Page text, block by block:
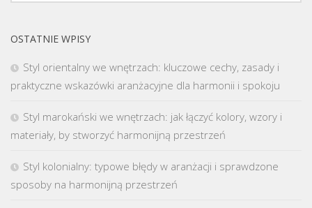
OSTATNIE WPISY
Styl orientalny we wnętrzach: kluczowe cechy, zasady i
praktyczne wskazówki aranżacyjne dla harmonii i spokoju
Styl marokański we wnętrzach: jak łączyć kolory, wzory i
materiały, by stworzyć harmonijną przestrzeń
Styl kolonialny: typowe błędy w aranżacji i sprawdzone
sposoby na harmonijną przestrzeń